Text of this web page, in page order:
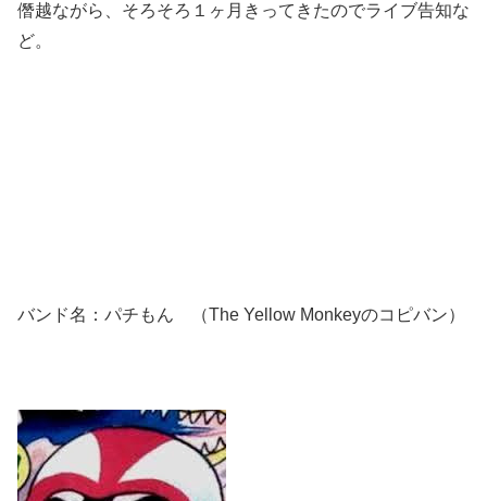
僭越ながら、そろそろ１ヶ月きってきたのでライブ告知な
ど。
バンド名：パチもん （The Yellow Monkeyのコピバン）